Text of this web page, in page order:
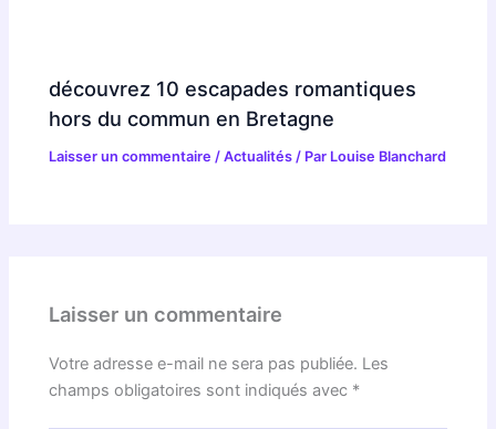
découvrez 10 escapades romantiques
hors du commun en Bretagne
Laisser un commentaire /Actualités / Par Louise Blanchard
Laisser un commentaire
Votre adresse e-mail ne sera pas publiée. Les
champs obligatoires sont indiqués avec *